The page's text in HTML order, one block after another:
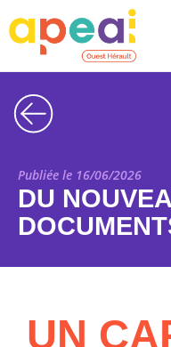
Publiée le 16/06/2026
DU
UN